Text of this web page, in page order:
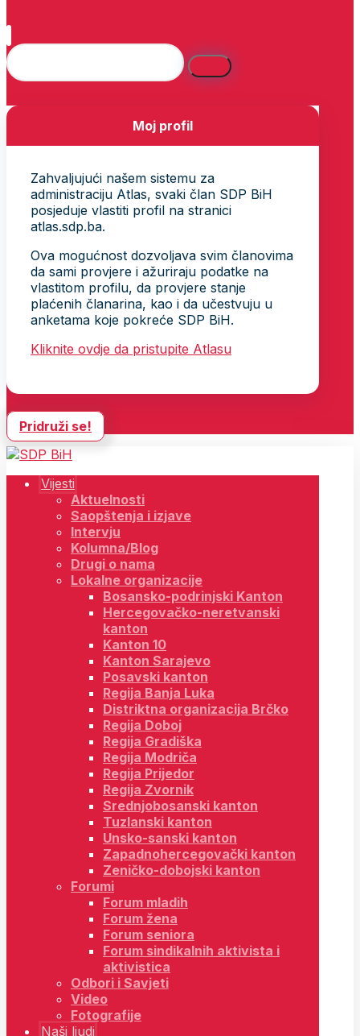
Moj profil
Zahvaljujući našem sistemu za
administraciju Atlas, svaki član SDP BiH
posjeduje vlastiti profil na stranici
atlas.sdp.ba.
Ova mogućnost dozvoljava svim članovima
da sami provjere i ažuriraju podatke na
vlastitom profilu, da provjere stanje
plaćenih članarina, kao i da učestvuju u
anketama koje pokreće SDP BiH.
Kliknite ovdje da pristupite Atlasu
Pridruži se!
Vijesti
Aktuelnosti
Saopštenja i izjave
Intervju
Kolumna/Blog
Drugi o nama
Lokalne organizacije
Bosansko-podrinjski Kanton
Hercegovačko-neretvanski
kanton
Kanton 10
Kanton Sarajevo
Posavski kanton
Regija Banja Luka
Distriktna organizacija Brčko
Regija Doboj
Regija Gradiška
Regija Modriča
Regija Prijedor
Regija Zvornik
Srednjobosanski kanton
Tuzlanski kanton
Unsko-sanski kanton
Zapadnohercegovački kanton
Zeničko-dobojski kanton
Forumi
Forum mladih
Forum žena
Forum seniora
Forum sindikalnih aktivista i
aktivistica
Odbori i Savjeti
Video
Fotografije
Naši ljudi